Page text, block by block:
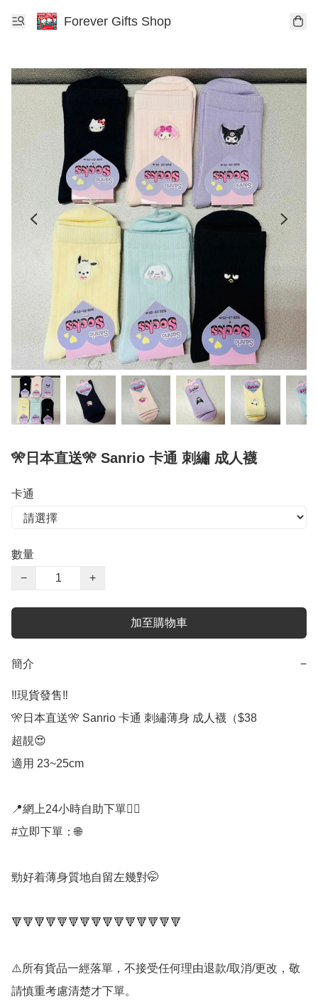
Forever Gifts Shop
🎌日本直送🎌 Sanrio 卡通 刺繡 成人襪
卡通
數量
−
+
加至購物車
簡介 −
‼️現貨發售‼️
🎌日本直送🎌 Sanrio 卡通 刺繡薄身 成人襪（$38
超靚😍
適用 23~25cm
📍網上24小時自助下單👍🏻
#立即下單：🌐
勁好着薄身質地自留左幾對🤭
🔻🔻🔻🔻🔻🔻🔻🔻🔻🔻🔻🔻🔻🔻🔻
⚠️所有貨品一經落單，不接受任何理由退款/取消/更改，敬
請慎重考慮清楚才下單。